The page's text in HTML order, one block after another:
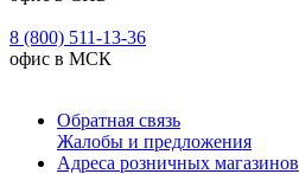
8 (800) 511-13-36
офис в МСК
Обратная связь
Жалобы и предложения
Адреса розничных магазинов